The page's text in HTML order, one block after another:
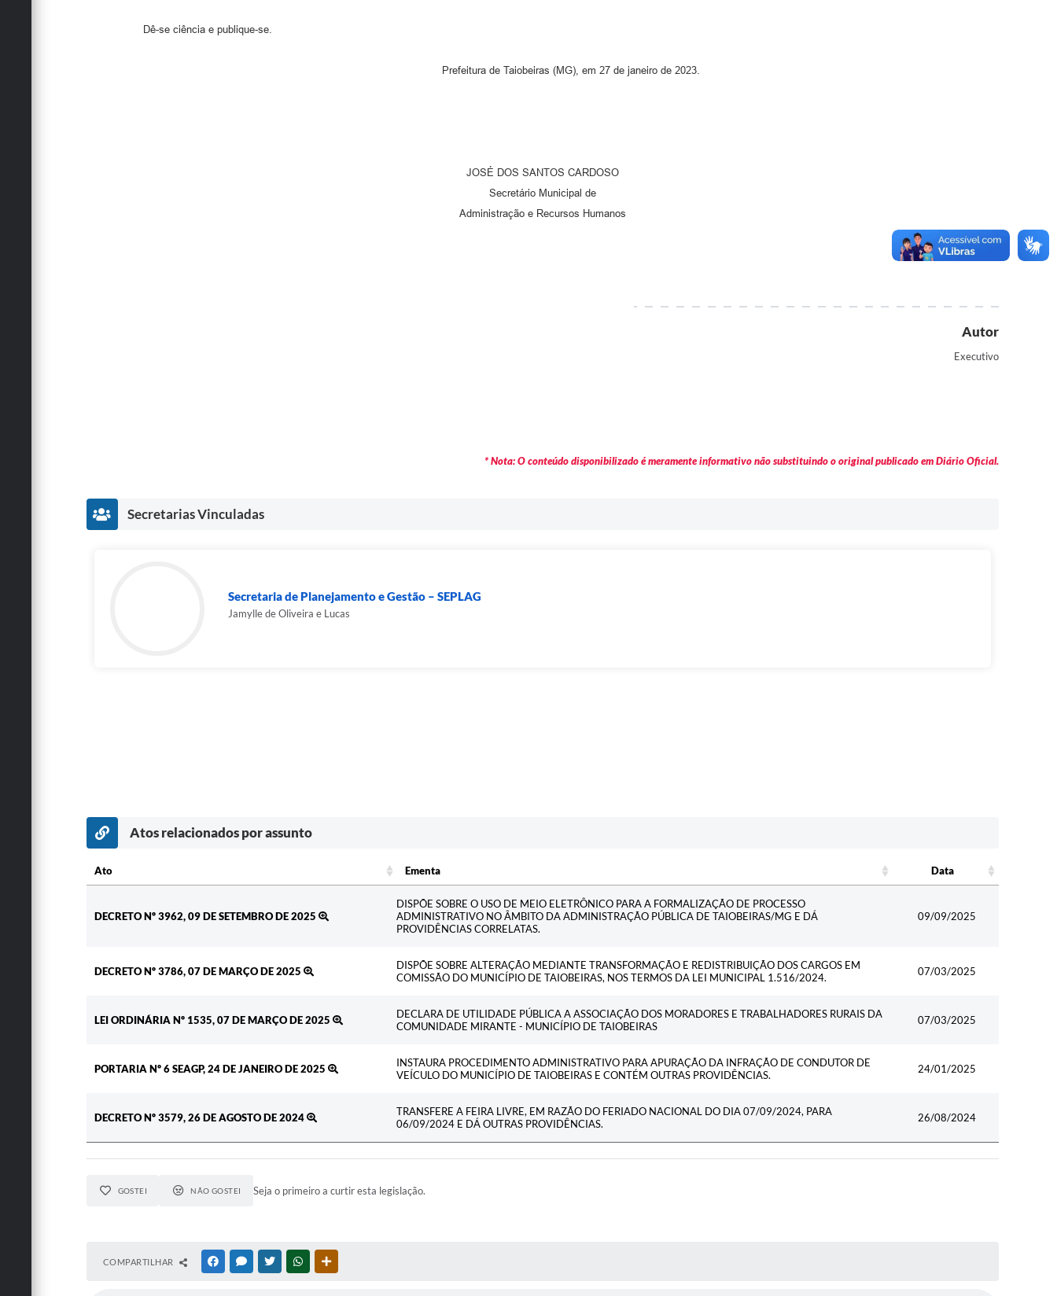
Dê-se ciência e publique-se.
Prefeitura de Taiobeiras (MG), em 27 de janeiro de 2023.
JOSÉ DOS SANTOS CARDOSO
Secretário Municipal de
Administração e Recursos Humanos
Autor
Executivo
* Nota: O conteúdo disponibilizado é meramente informativo não substituindo o original publicado em Diário Oficial.
Secretarias Vinculadas
Secretaria de Planejamento e Gestão – SEPLAG
Jamylle de Oliveira e Lucas
Atos relacionados por assunto
Ato Ementa
Data
DECRETO Nº 3962, 09 DE SETEMBRO DE 2025
DISPÕE SOBRE O USO DE MEIO ELETRÔNICO PARA A FORMALIZAÇÃO DE PROCESSO
ADMINISTRATIVO NO ÂMBITO DA ADMINISTRAÇÃO PÚBLICA DE TAIOBEIRAS/MG E DÁ
PROVIDÊNCIAS CORRELATAS.
09/09/2025
DECRETO Nº 3786, 07 DE MARÇO DE 2025
DISPÕE SOBRE ALTERAÇÃO MEDIANTE TRANSFORMAÇÃO E REDISTRIBUIÇÃO DOS CARGOS EM
COMISSÃO DO MUNICÍPIO DE TAIOBEIRAS, NOS TERMOS DA LEI MUNICIPAL 1.516/2024.
07/03/2025
LEI ORDINÁRIA Nº 1535, 07 DE MARÇO DE 2025
DECLARA DE UTILIDADE PÚBLICA A ASSOCIAÇÃO DOS MORADORES E TRABALHADORES RURAIS DA
COMUNIDADE MIRANTE - MUNICÍPIO DE TAIOBEIRAS
07/03/2025
PORTARIA Nº 6 SEAGP, 24 DE JANEIRO DE 2025
INSTAURA PROCEDIMENTO ADMINISTRATIVO PARA APURAÇÃO DA INFRAÇÃO DE CONDUTOR DE
VEÍCULO DO MUNICÍPIO DE TAIOBEIRAS E CONTÉM OUTRAS PROVIDÊNCIAS.
24/01/2025
DECRETO Nº 3579, 26 DE AGOSTO DE 2024
TRANSFERE A FEIRA LIVRE, EM RAZÃO DO FERIADO NACIONAL DO DIA 07/09/2024, PARA
06/09/2024 E DÁ OUTRAS PROVIDÊNCIAS.
26/08/2024
GOSTEI NÃO GOSTEI Seja o primeiro a curtir esta legislação.
COMPARTILHAR FACEBOOKMESSENGER
TWITTERWHATSAPP